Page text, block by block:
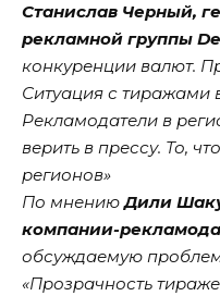
Станислав Черный,
рекламной группы
конкуренции валют.
Ситуация с тиражами
Рекламодатели в
верить в прессу. То,
регионов»
По мнениюДили
компании-
обсуждаемую
«Прозрачность